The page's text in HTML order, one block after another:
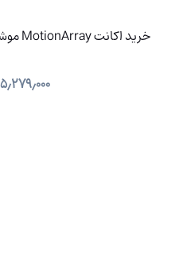
خرید اکانت MotionArray موشن اری (با 91% تخفیف ویژه)
۵٫۲۷۹٫۰۰۰